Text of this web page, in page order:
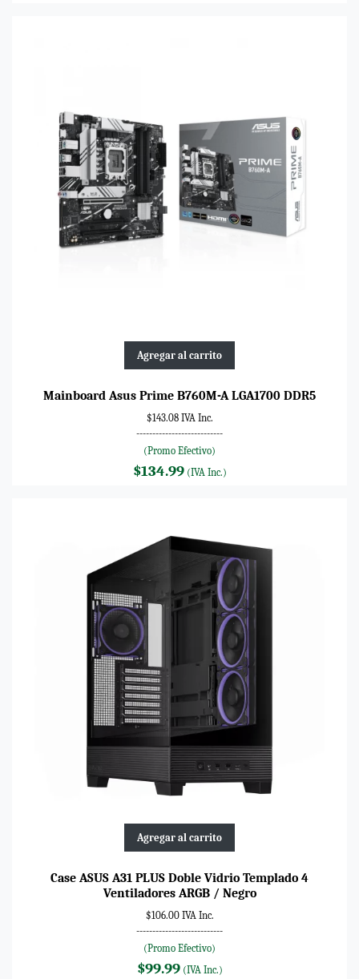
Agregar al carrito
Mainboard Asus Prime B760M-A LGA1700 DDR5
$143.08 IVA Inc.
---------------------------
(Promo Efectivo)
$134.99(IVA Inc.)
Agregar al carrito
Case ASUS A31 PLUS Doble Vidrio Templado 4
Ventiladores ARGB / Negro
$106.00 IVA Inc.
---------------------------
(Promo Efectivo)
$99.99(IVA Inc.)